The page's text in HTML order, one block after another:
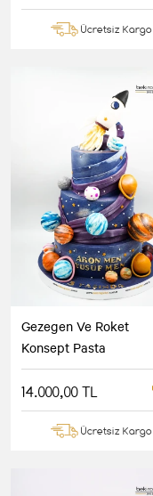
Ücretsiz Kargo
Gezegen Ve Roket
Konsept Pasta
14.000,00 TL
Ücretsiz Kargo